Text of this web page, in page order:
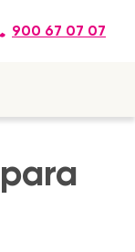
900 67 07 07